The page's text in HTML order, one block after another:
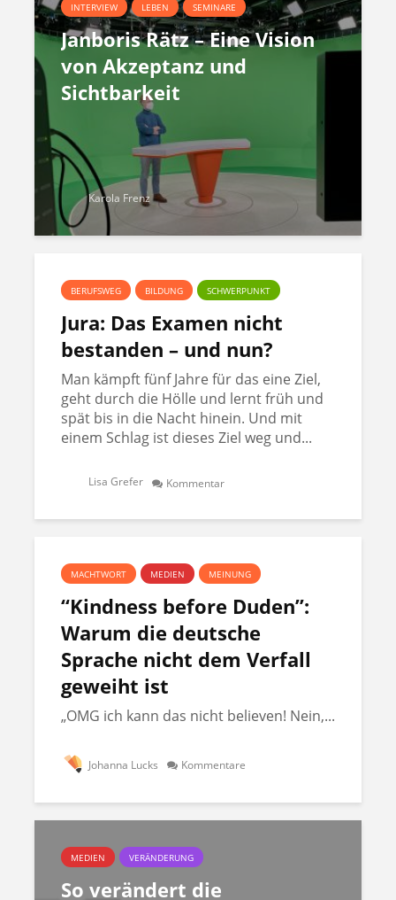
INTERVIEW LEBEN SEMINARE
Janboris Rätz – Eine Vision
von Akzeptanz und
Sichtbarkeit
Karola Frenz
BERUFSWEG BILDUNG SCHWERPUNKT
Jura: Das Examen nicht
bestanden – und nun?
Man kämpft fünf Jahre für das eine Ziel,
geht durch die Hölle und lernt früh und
spät bis in die Nacht hinein. Und mit
einem Schlag ist dieses Ziel weg und...
Lisa Grefer Kommentar
MACHTWORT MEDIEN MEINUNG
“Kindness before Duden”:
Warum die deutsche
Sprache nicht dem Verfall
geweiht ist
„OMG ich kann das nicht believen! Nein,...
Johanna Lucks Kommentare
MEDIEN VERÄNDERUNG
So verändert die